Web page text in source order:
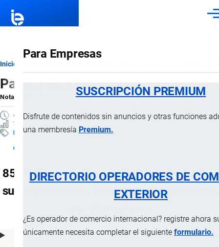
Para Empresas
SUSCRIPCIÓN PREMIUM
Disfrute de contenidos sin anuncios y otras funciones
una membresía Premium.
DIRECTORIO OPERADORES DE
EXTERIOR
¿Es operador de comercio internacional? registre ahora
únicamente necesita completar el siguiente formulario.
Ruta
de
navegación
Inicio
Partida 85.07
Nota Explicativa Importaciones …, 22 Julio, 2024
4 MINUTOS
73 VISTAS
Notas Explicativas
Clasificación Arancelaria
85.07 Acumuladores eléctricos, incluidos
sus separadores, aunque sean cuadrados
ÍNDICE DE CONTENIDOS